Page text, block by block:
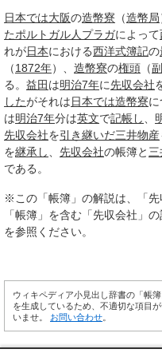
日本では大阪の造幣寮 （造幣局
たポルトガル人プラガによって
れが日本における西洋式簿記の
（1872年）、 造幣寮の権頭 （
る。 益田 は明治7年に先収会社
したがそれは日本では造幣寮
は明治7年分は英文で記帳し、
先収会社を引き継いだ三井物産
を継承し、 先収会社の帳簿と三
である。
※この「帳簿」の解説は、「先
「帳簿」を含む「先収会社」の
を参照ください。
ウィキペディア小見出し辞書の「帳
を生成しているため、不適切な項目
いませ。 お問い合わせ